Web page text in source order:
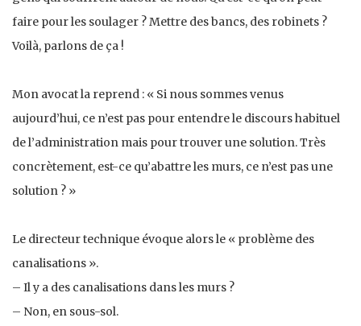
faire pour les soulager ? Mettre des bancs, des robinets ?
Voilà, parlons de ça !
Mon avocat la reprend : « Si nous sommes venus
aujourd’hui, ce n’est pas pour entendre le discours habituel
de l’administration mais pour trouver une solution. Très
concrètement, est-ce qu’abattre les murs, ce n’est pas une
solution ? »
Le directeur technique évoque alors le « problème des
canalisations ».
– Il y a des canalisations dans les murs ?
– Non, en sous-sol.